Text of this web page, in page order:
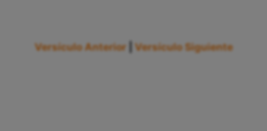
Versículo Anterior Versículo Siguiente